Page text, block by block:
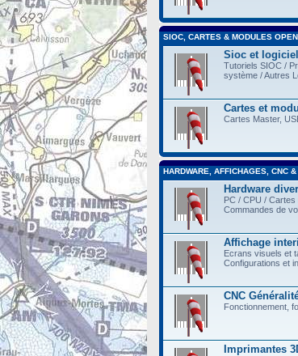
SIOC, CARTES & MODULES
Sioc et
Tutoriels SIOC /
système / Autres
Cartes et
Cartes Master,
HARDWARE, AFFICHAGES, CNC
Hardware
PC / CPU /
Commandes de
Affichage
Ecrans visuels et
Configurations et
CNC
Fonctionnement,
Imprimantes